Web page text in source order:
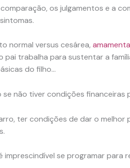
os julgamentos e a
normal versus cesárea,
pai trabalha para sustentar a
do filho…
se não tiver condições financeiras
ter condições de dar o melhor
imprescindível se programar para